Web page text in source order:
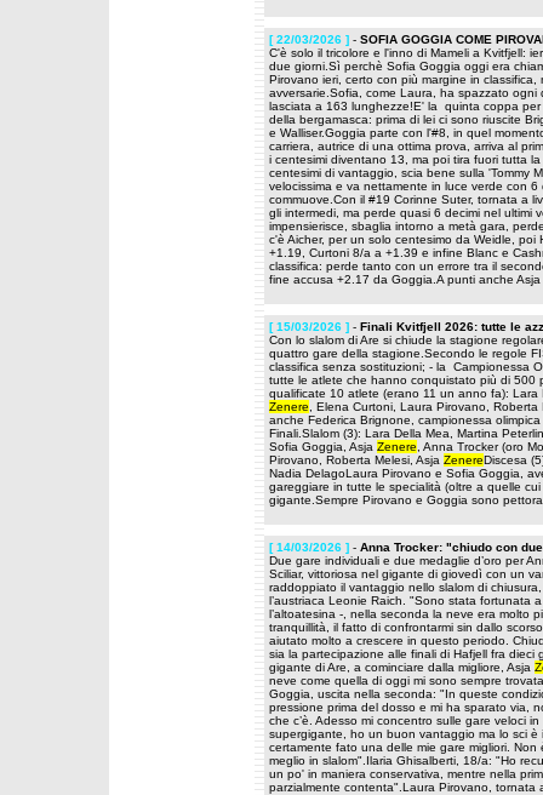
[ 22/03/2026 ] - SOFIA GOGGIA COME
C'è solo il tricolore e l'inno di Mameli a Kvitfjell:
due giorni.Sì perchè Sofia Goggia oggi era
Pirovano ieri, certo con più margine in
avversarie.Sofia, come Laura, ha spazzato
lasciata a 163 lunghezze!E' la quinta coppa
della bergamasca: prima di lei ci sono riuscite
e Walliser.Goggia parte con l'#8, in quel
carriera, autrice di una ottima prova, arriva al
i centesimi diventano 13, ma poi tira fuori tutta
centesimi di vantaggio, scia bene sulla 'Tommy
velocissima e va nettamente in luce verde con
commuove.Con il #19 Corinne Suter, tornata a
gli intermedi, ma perde quasi 6 decimi nel ultimi
impensierisce, sbaglia intorno a metà gara,
c'è Aicher, per un solo centesimo da Weidle,
+1.19, Curtoni 8/a a +1.39 e infine Blanc e
classifica: perde tanto con un errore tra il
fine accusa +2.17 da Goggia.A punti anche
[ 15/03/2026 ] - Finali Kvitfjell 2026: tutte le
Con lo slalom di Are si chiude la stagione
quattro gare della stagione.Secondo le regole
classifica senza sostituzioni; - la Campionessa
tutte le atlete che hanno conquistato più di 500
qualificate 10 atlete (erano 11 un anno fa): Lara
Zenere , Elena Curtoni, Laura Pirovano,
anche Federica Brignone, campionessa
Finali.Slalom (3): Lara Della Mea, Martina
Sofia Goggia, Asja Zenere , Anna Trocker (oro
Pirovano, Roberta Melesi, Asja ZenereDiscesa
Nadia DelagoLaura Pirovano e Sofia Goggia,
gareggiare in tutte le specialità (oltre a quelle
gigante.Sempre Pirovano e Goggia sono
[ 14/03/2026 ] - Anna Trocker: "chiudo con
Due gare individuali e due medaglie d’oro per
Sciliar, vittoriosa nel gigante di giovedì con un
raddoppiato il vantaggio nello slalom di
l’austriaca Leonie Raich. "Sono stata fortunata
l’altoatesina -, nella seconda la neve era molto
tranquillità, il fatto di confrontarmi sin dallo
aiutato molto a crescere in questo periodo.
sia la partecipazione alle finali di Hafjell fra
gigante di Are, a cominciare dalla migliore, Asja
neve come quella di oggi mi sono sempre
Goggia, uscita nella seconda: "In queste
pressione prima del dosso e mi ha sparato via,
che c’è. Adesso mi concentro sulle gare veloci
supergigante, ho un buon vantaggio ma lo sci
certamente fato una delle mie gare migliori.
meglio in slalom".Ilaria Ghisalberti, 18/a: "Ho
un po' in maniera conservativa, mentre nella
parzialmente contenta".Laura Pirovano, tornata